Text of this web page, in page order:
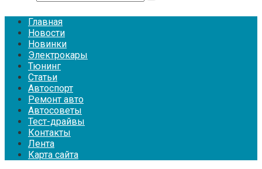
Главная
Новости
Новинки
Электрокары
Тюнинг
Статьи
Автоспорт
Ремонт авто
Автосоветы
Тест-драйвы
Контакты
Лента
Карта сайта